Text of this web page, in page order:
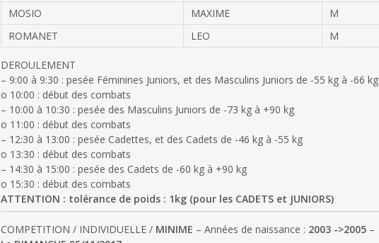
MOSIO
MAXIME M
ROMANET
LEO M
DEROULEMENT
– 9:00 à 9:30 : pesée Féminines Juniors, et des Masculins Juniors de -55 kg à -66 kg
o 10:00 : début des combats
– 10:00 à 10:30 : pesée des Masculins Juniors de -73 kg à +90 kg
o 11:00 : début des combats
– 12:30 à 13:00 : pesée Cadettes, et des Cadets de -46 kg à -55 kg
o 13:30 : début des combats
– 14:30 à 15:00 : pesée des Cadets de -60 kg à +90 kg
o 15:30 : début des combats
ATTENTION : tolérance de poids : 1kg (pour les CADETS et JUNIORS)
COMPETITION / INDIVIDUELLE / MINIME – Années de naissance : 2003 ->2005 –